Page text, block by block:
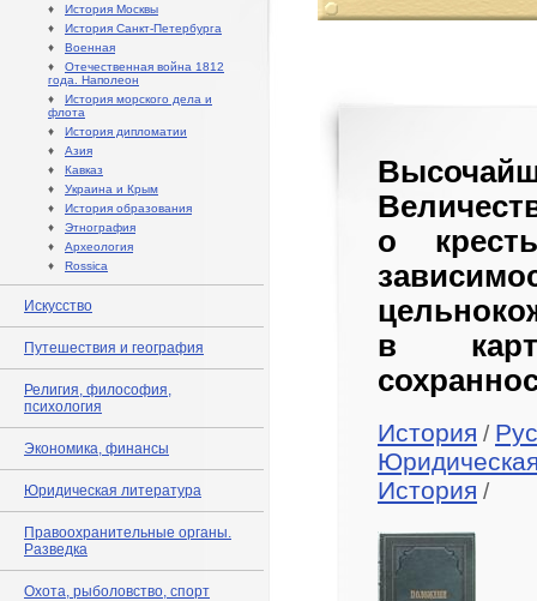
♦ История Москвы
♦ История Санкт-Петербурга
♦ Военная
♦ Отечественная война 1812
года. Наполеон
♦ История морского дела и
флота
♦ История дипломатии
♦ Азия
♦ Кавказ
♦ Украина и Крым
♦ История образования
♦ Этнография
♦ Археология
♦ Rossica
Искусство
Путешествия и география
Религия, философия,
психология
Экономика, финансы
Юридическая литература
Правоохранительные органы.
Разведка
Охота, рыболовство, спорт
о
в
История /
История /